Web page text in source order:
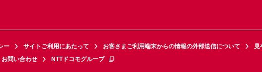
ー サイトご利用にあたって お客さまご利用端末からの情報の外部送信について
見
お問い合わせ NTTドコモグループ